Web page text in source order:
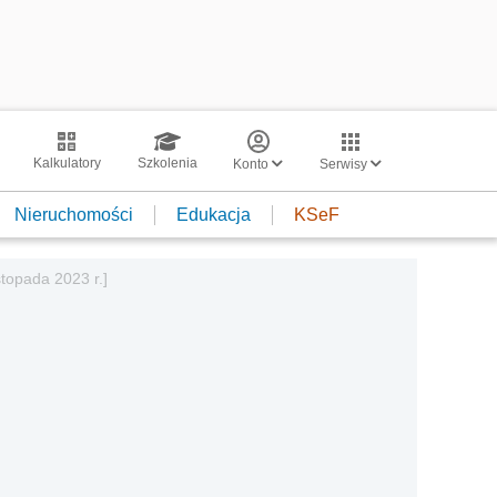
Kalkulatory Szkolenia Konto Serwisy
Nieruchomości Edukacja KSeF
2023 r.]